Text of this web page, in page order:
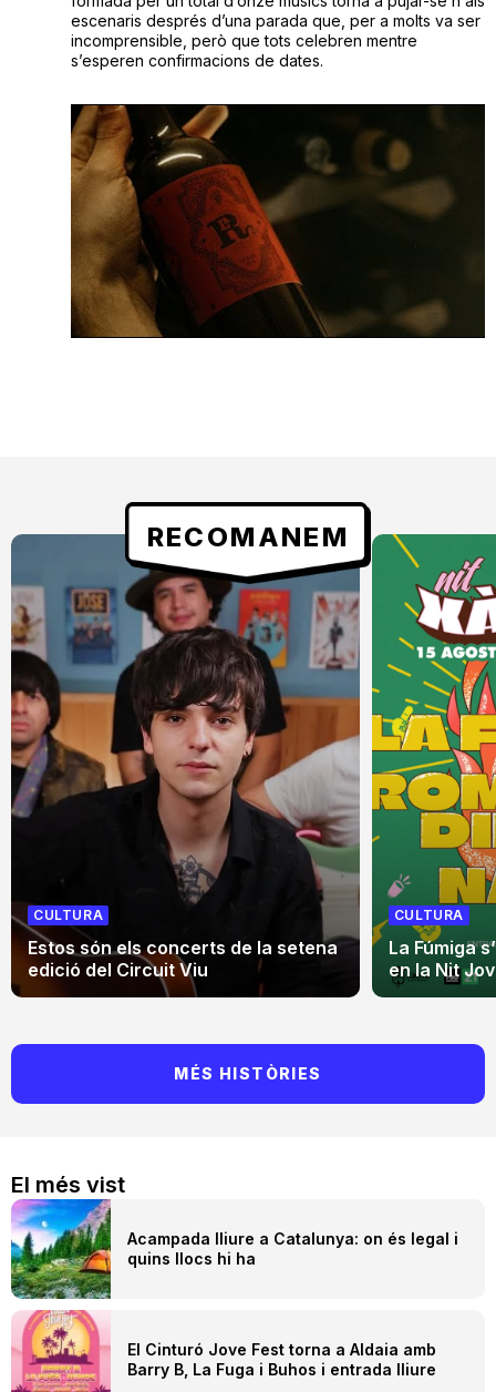
escenaris després d’una parada que, per a molts va ser
incomprensible, però que tots celebren mentre
s’esperen confirmacions de dates.
El més vist
Acampada lliure a Catalunya: on és legal i
quins llocs hi ha
El Cinturó Jove Fest torna a Aldaia amb
Barry B, La Fuga i Buhos i entrada lliure
RECOMANEM
CULTURA
Estos són els concerts de la setena
edició del Circuit Viu
CULTURA
La Fúmiga
en la Nit
MÉS HISTÒRIES